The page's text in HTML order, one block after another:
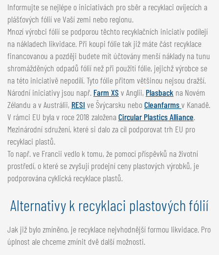
Informujte se nejlépe o iniciativách pro sběr a recyklaci ovíjecích a
plášťových fólií ve Vaší zemi nebo regionu.
Mnozí výrobci fólií se podporou těchto recyklačních iniciativ podílejí
na nákladech likvidace. Při koupi fólie tak již máte část recyklace
financovanou a později budete mít účtovány menší náklady na tunu
shromážděných odpadů fólií než při použití fólie, jejichž výrobce se
na této iniciativě nepodílí. Tyto fólie přitom většinou nejsou dražší.
Národní iniciativy jsou např. Farm XS v Anglii, Plasback na Novém
Zélandu a v Austrálii, RESI ve Švýcarsku neboCleanfarmsv Kanadě.
V rámci EU byla v roce 2018 založenaCircular Plastics Alliance.
Mezinárodní sdružení, které si dalo za cíl podporovat trh EU pro
recyklaci plastů.
To např. ve Francii vedlo k tomu, že pomocí příspěvků na životní
prostředí, o které se zvyšují prodejní ceny plastových výrobků, je
podporována cyklická recyklace plastů.
Alternativy k recyklaci plastových fólií
Jak již bylo zmíněno, je recyklace nejvhodnější formou likvidace. Pro
úplnost ale chceme zmínit dvě další možnosti.